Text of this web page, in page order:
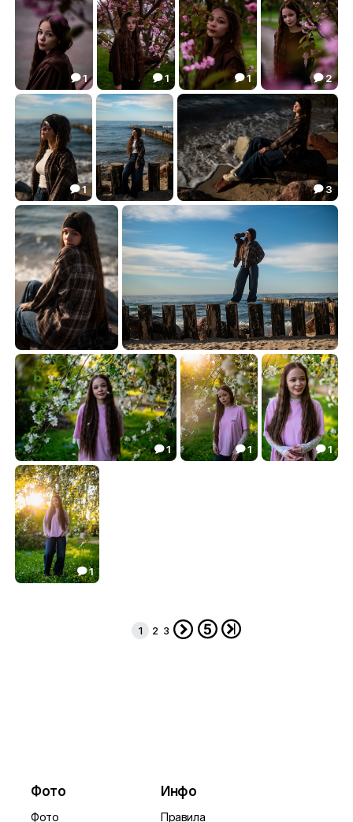
Лина
 22.44
 1
Геля
 18.10
 1
Ангелина Алексеевна
 25.08
 1
С Днём фотографа!
 28.96
 2
Ангелина
18.05
 1
Линуся на Балтике
28.97
Ангелина Алексеевна
41.24
 3
Ангелина
29.99
Линуся на Балтийском море
33.36
Яблонев цвет
36.85
 1
 1
 1
 1
1 2 3   
Фото
Фото
Инфо
Правила